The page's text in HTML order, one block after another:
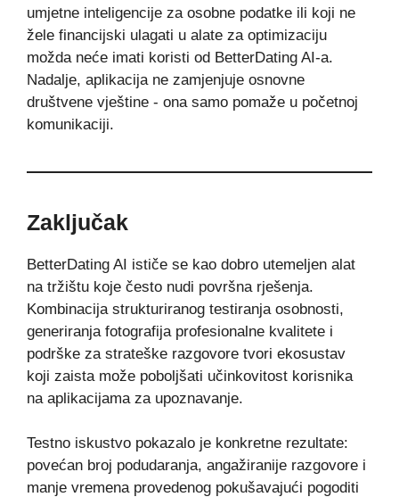
umjetne inteligencije za osobne podatke ili koji ne
žele financijski ulagati u alate za optimizaciju
možda neće imati koristi od BetterDating AI-a.
Nadalje, aplikacija ne zamjenjuje osnovne
društvene vještine - ona samo pomaže u početnoj
komunikaciji.
Zaključak
BetterDating AI ističe se kao dobro utemeljen alat
na tržištu koje često nudi površna rješenja.
Kombinacija strukturiranog testiranja osobnosti,
generiranja fotografija profesionalne kvalitete i
podrške za strateške razgovore tvori ekosustav
koji zaista može poboljšati učinkovitost korisnika
na aplikacijama za upoznavanje.
Testno iskustvo pokazalo je konkretne rezultate:
povećan broj podudaranja, angažiranije razgovore i
manje vremena provedenog pokušavajući pogoditi